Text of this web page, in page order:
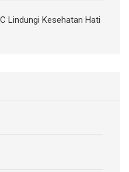
Lindungi Kesehatan Hati